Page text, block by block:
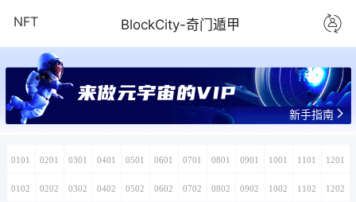
NFT BlockCity-奇门遁甲
来做元宇宙的VIP
新手指南
0101 0201 0301 0401 0501 0601 0701 0801 0901 1001 1101 1201
0102 0202 0302 0402 0502 0602 0702 0802 0902 1002 1102 1202